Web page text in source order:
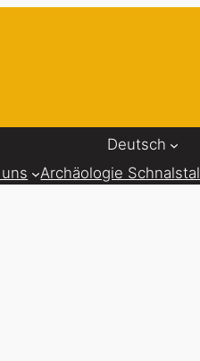
Deutsch
Archäologie Schnalstal